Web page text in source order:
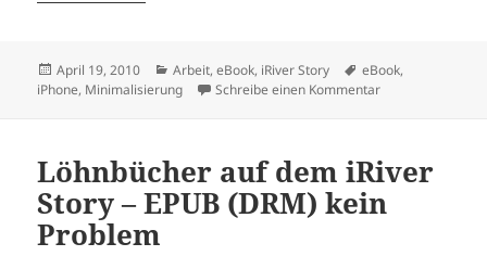
Veröffentlicht
am
April 19, 2010 Kategorien
Arbeit,eBook, iRiver Story Schlagwörter
eBook,
iPhone, Minimalisierung Schreibe einen Kommentarzu eBookleser
Löhnbücher auf dem iRiver
Story – EPUB (DRM) kein
Problem